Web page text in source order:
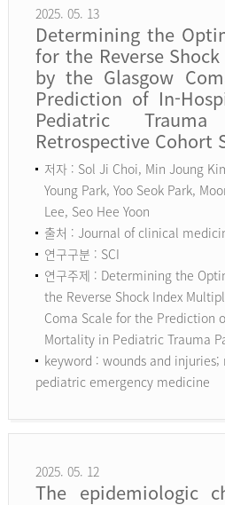
2025. 05. 13
Determining the
for the Reverse
by the Glasgow
Prediction of In-
Pediatric
Retrospective Cohort
저자 : Sol Ji Choi, Min Joung
Young Park, Yoo Seok Park,
Lee, Seo Hee Yoon
출처 : Journal of clinical
연구구분 : SCI
연구주제 : Determining the
the Reverse Shock Index
Coma Scale for the Prediction
Mortality in Pediatric Trauma
keyword : wounds and
pediatric emergency medicine
2025. 05. 12
The epidemiologic